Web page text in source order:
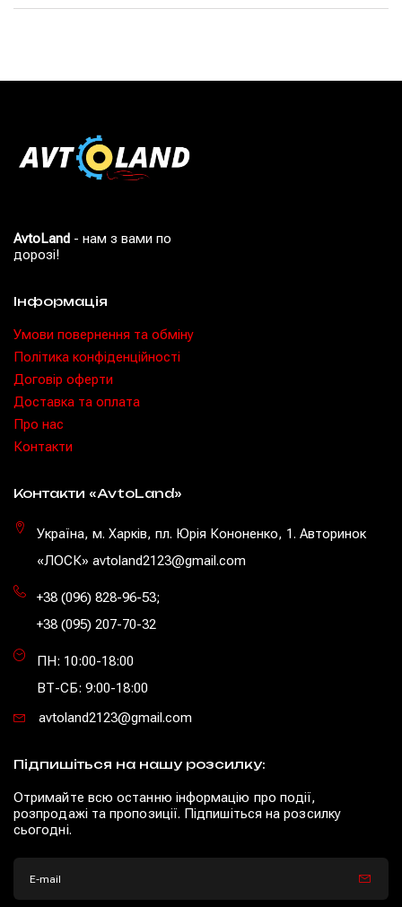
AvtoLand - нам з вами по
дорозі!
Інформація
Умови повернення та обміну
Політика конфіденційності
Договір оферти
Доставка та оплата
Про нас
Контакти
Контакти «AvtoLand»
Україна, м. Харків, пл. Юрія Кононенко, 1. Авторинок
«ЛОСК» avtoland2123@gmail.com
+38 (096) 828-96-53;
+38 (095) 207-70-32
ПН: 10:00-18:00
ВТ-СБ: 9:00-18:00
avtoland2123@gmail.com
Підпишіться на нашу розсилку:
Отримайте всю останню інформацію про події,
розпродажі та пропозиції. Підпишіться на розсилку
сьогодні.